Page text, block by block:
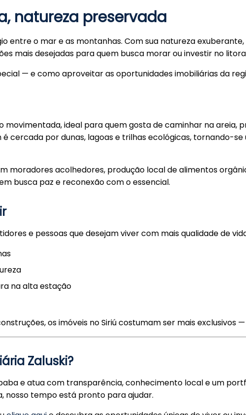
natureza preservada
entre o mar e as montanhas. Com sua natureza
mais desejadas para quem busca morar ou investir no
— e como aproveitar as oportunidades imobiliárias da
movimentada, ideal para quem gosta de caminhar na areia,
cercada por dunas, lagoas e trilhas ecológicas, tornando-
moradores acolhedores, produção local de alimentos
busca paz e reconexão com o essencial.
e pessoas que desejam viver com mais qualidade de
na alta estação
os imóveis no Siriú costumam ser mais exclusivos
Zaluski?
e atua com transparência, conhecimento local e um
nosso tempo está pronto para ajudar.